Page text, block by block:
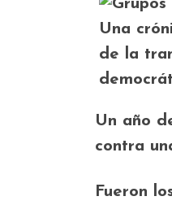
Un año
contra
Fueron